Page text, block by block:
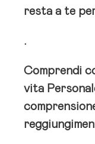
resta a te
.
Comprendi
vita